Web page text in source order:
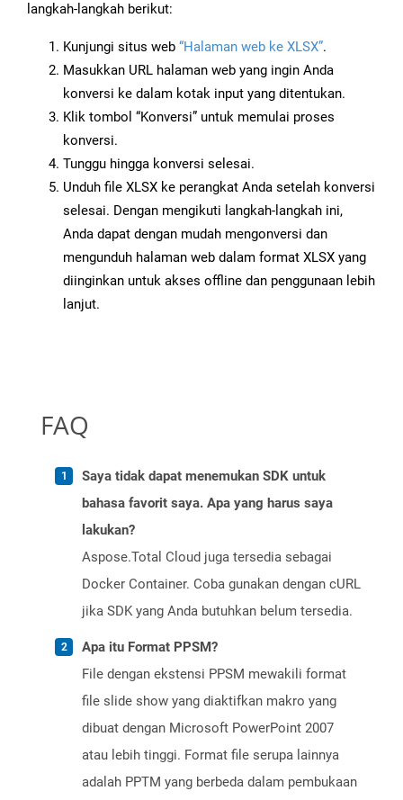
langkah-langkah berikut:
Kunjungi situs web “Halaman web ke XLSX”.
Masukkan URL halaman web yang ingin Anda
konversi ke dalam kotak input yang ditentukan.
Klik tombol “Konversi” untuk memulai proses
konversi.
Tunggu hingga konversi selesai.
Unduh file XLSX ke perangkat Anda setelah konversi
selesai. Dengan mengikuti langkah-langkah ini,
Anda dapat dengan mudah mengonversi dan
mengunduh halaman web dalam format XLSX yang
diinginkan untuk akses offline dan penggunaan lebih
lanjut.
FAQ
Saya tidak dapat menemukan SDK untuk
bahasa favorit saya. Apa yang harus saya
lakukan?
Aspose.Total Cloud juga tersedia sebagai
Docker Container. Coba gunakan dengan cURL
jika SDK yang Anda butuhkan belum tersedia.
Apa itu Format PPSM?
File dengan ekstensi PPSM mewakili format
file slide show yang diaktifkan makro yang
dibuat dengan Microsoft PowerPoint 2007
atau lebih tinggi. Format file serupa lainnya
adalah PPTM yang berbeda dalam pembukaan